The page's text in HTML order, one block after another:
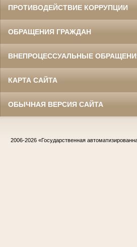
ПРОТИВОДЕЙСТВИЕ КОРРУПЦИИ
ОБРАЩЕНИЯ ГРАЖДАН
ВНЕПРОЦЕССУАЛЬНЫЕ
КАРТА САЙТА
ОБЫЧНАЯ ВЕРСИЯ САЙТА
2006-2026 «Государственная